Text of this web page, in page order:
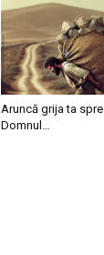
Aruncă grija ta spre
Domnul…